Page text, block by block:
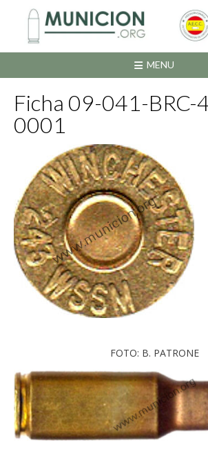
contenido
MENU
Ficha 09-041-BRC-
0001
FOTO: B. PATRONE